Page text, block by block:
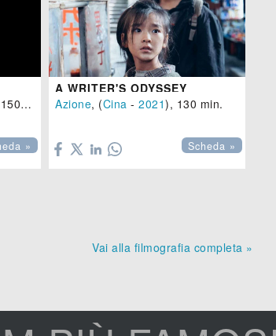
min.
»
A WRITER'S ODYSSEY
Azione, (Cina - 2021), 130 min.
Scheda »
Vai alla filmografia completa »